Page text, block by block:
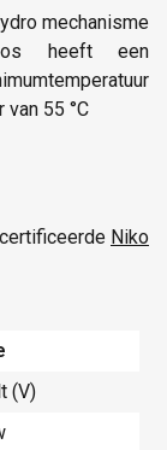
mechanisme
heeft een
van 55 °C
Niko
(V)